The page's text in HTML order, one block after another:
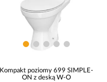
Kompakt poziomy 699 SIMPLE-
ON z deską W-O